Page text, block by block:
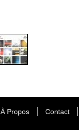
À Propos Contact